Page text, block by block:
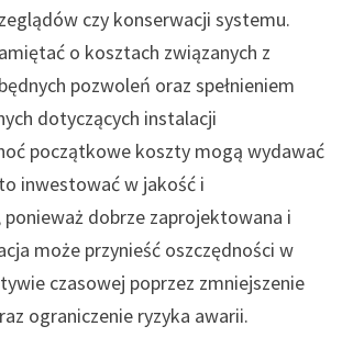
czy konserwacji systemu.
o kosztach związanych z
pozwoleń oraz spełnieniem
dotyczących instalacji
początkowe koszty mogą wydawać
inwestować w jakość i
dobrze zaprojektowana i
może przynieść oszczędności w
czasowej poprzez zmniejszenie
ograniczenie ryzyka awarii.